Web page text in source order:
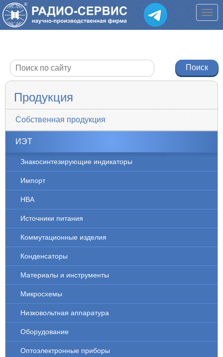
Продукция
Собственная продукция
ИЭТ
Знакосинтезирующие индикаторы
Импорт
НВА
Источники питания
Коммутационные изделия
Конденсаторы
Материалы и инструменты
Микросхемы
Низковольтная аппаратура
Оборудование
Оптоэлектронные приборы